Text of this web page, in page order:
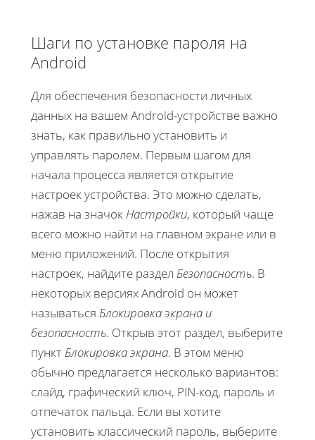
Шаги по установке пароля на
Android
Для обеспечения безопасности личных
данных на вашем Android-устройстве важно
знать, как правильно установить и
управлять паролем. Первым шагом для
начала процесса является открытие
настроек устройства. Это можно сделать,
нажав на значок Настройки, который чаще
всего можно найти на главном экране или в
меню приложений. После открытия
настроек, найдите раздел Безопасность. В
некоторых версиях Android он может
называться Блокировка экрана и
безопасность. Открыв этот раздел, выберите
пункт Блокировка экрана. В этом меню
обычно предлагается несколько вариантов:
слайд, графический ключ, PIN-код, пароль и
отпечаток пальца. Если вы хотите
установить классический пароль, выберите